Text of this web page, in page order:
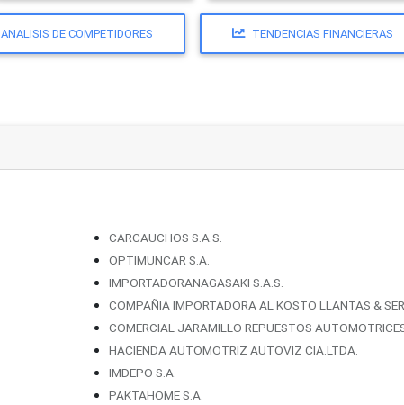
ANALISIS DE COMPETIDORES TENDENCIAS FINANCIERAS
CARCAUCHOS S.A.S.
OPTIMUNCAR S.A.
IMPORTADORANAGASAKI S.A.S.
COMPAÑIA IMPORTADORA AL KOSTO LLANTAS &
COMERCIAL JARAMILLO REPUESTOS
HACIENDA AUTOMOTRIZ AUTOVIZ CIA.LTDA.
IMDEPO S.A.
PAKTAHOME S.A.